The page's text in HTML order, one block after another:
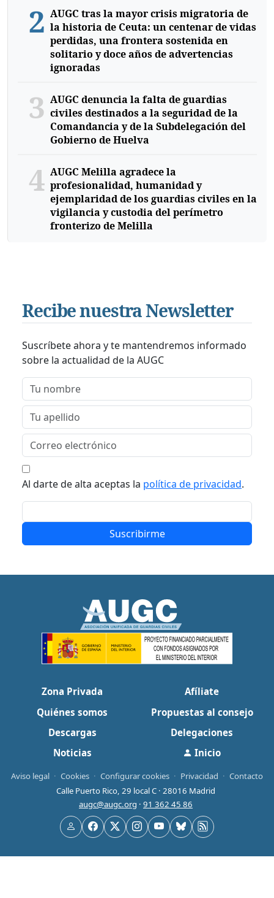
2 AUGC tras la mayor crisis migratoria de
la historia de Ceuta: un centenar de vidas
perdidas, una frontera sostenida en
solitario y doce años de advertencias
ignoradas
3 AUGC denuncia la falta de guardias
civiles destinados a la seguridad de la
Comandancia y de la Subdelegación del
Gobierno de Huelva
4 AUGC Melilla agradece la
profesionalidad, humanidad y
ejemplaridad de los guardias civiles en la
vigilancia y custodia del perímetro
fronterizo de Melilla
Recibe nuestra Newsletter
Suscríbete ahora y te mantendremos informado
sobre la actualidad de la AUGC
Al darte de alta aceptas la política de privacidad.
Suscribirme
Zona Privada
Afíliate
Quiénes somos
Propuestas al consejo
Descargas
Delegaciones
Noticias
Inicio
Aviso legal · Cookies · Configurar cookies · Privacidad · Contacto
Calle Puerto Rico, 29 local C · 28016 Madrid
augc@augc.org · 91 362 45 86
UsuarioFacebook
X Instagram
YouTube
Bluesky
RSS